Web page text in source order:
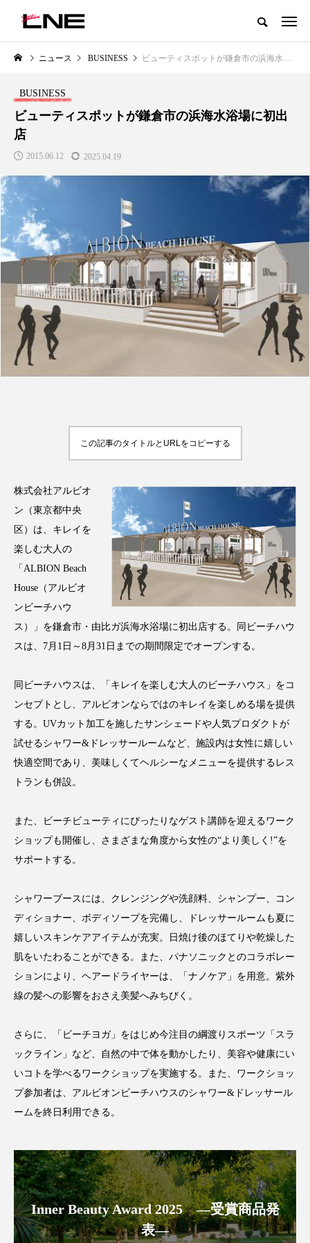
グローバルビューティ＆ヘルスケアビジネス誌
LIFESTYLE
SNSの「加工顔」と美容医療｜AI
がもたらす可能性とこれから
BUSINESS
GWI調査から読み解く2030年の
都市型スパ――身近なウェルネ
の次世代モデル
2026.08.06
TAG LIST タグ一覧
BeautyTech
Gemini Instagram SaaS SNS
TikTok アスタキサンチン
アンチエイジング アンチソリチュード
インナービューティーアワード2025受賞商品
ウェルビーイング エイジングケア
カウンセラー カウンセリング
カカイオイル
クルエルティフリー クレンジング
クローズアップ ケーススタディ
コネクテッド・ビューティ コミュニケーション
コルチゾール サステナビリティ
サステナブル美容 サプライチェーン
サプリ サロンクレンジング サロン戦略
スカルプ クレンジング 頻度 スカルプケア
スキンケア スキンケア 習慣
スキンケアルーティン ストレス スパ
ニュース BUSINESS ビューティスポットが鎌倉市の浜海水浴場に初出店
BUSINESS
ビューティスポットが鎌倉市の浜海水浴場に初出
店
2015.06.12 2025.04.19
この記事のタイトルとURLをコピーする
株式会社アルビオ
ン（東京都中央
区）は、キレイを
楽しむ大人の
「ALBION Beach
House（アルビオ
ンビーチハウ
ス）」を鎌倉市・由比ガ浜海水浴場に初出店する。同ビーチハウ
スは、7月1日～8月31日までの期間限定でオープンする。
同ビーチハウスは、「キレイを楽しむ大人のビーチハウス」をコ
ンセプトとし、アルビオンならではのキレイを楽しめる場を提供
する。UVカット加工を施したサンシェードや人気プロダクトが
試せるシャワー&ドレッサールームなど、施設内は女性に嬉しい
快適空間であり、美味しくてヘルシーなメニューを提供するレス
トランも併設。
また、ビーチビューティにぴったりなゲスト講師を迎えるワーク
ショップも開催し、さまざまな角度から女性の“より美しく!”を
サポートする。
シャワーブースには、クレンジングや洗顔料、シャンプー、コン
ディショナー、ボディソープを完備し、ドレッサールームも夏に
嬉しいスキンケアアイテムが充実。日焼け後のほてりや乾燥した
肌をいたわることができる。また、パナソニックとのコラボレー
ションにより、ヘアードライヤーは、「ナノケア」を用意。紫外
線の髪への影響をおさえ美髪へみちびく。
さらに、「ビーチヨガ」をはじめ今注目の綱渡りスポーツ「スラ
ックライン」など、自然の中で体を動かしたり、美容や健康にい
いコトを学べるワークショップを実施する。また、ワークショッ
プ参加者は、アルビオンビーチハウスのシャワー&ドレッサール
ームを終日利用できる。
Inner Beauty Award 2025 ―受賞商品発
表―